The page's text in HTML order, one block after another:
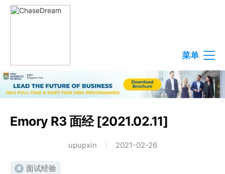
菜单
Emory R3 面经 [2021.02.11]
upupxin 2021-02-26
# 面试经验